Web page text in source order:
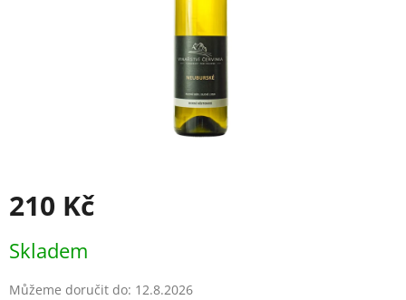
210 Kč
cena:
Skladem
Můžeme doručit do: 12.8.2026